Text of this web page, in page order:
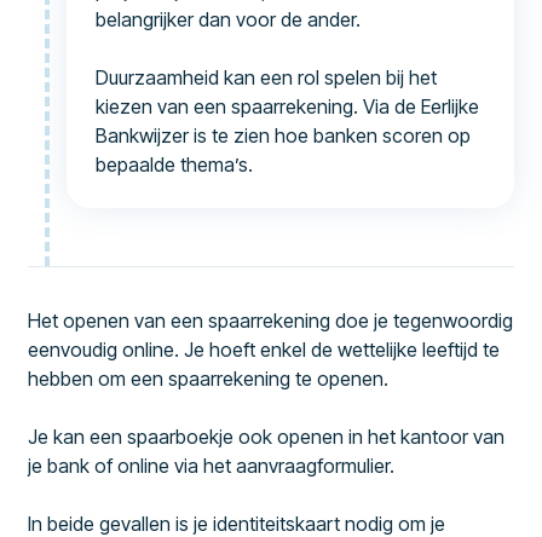
belangrijker dan voor de ander.
Duurzaamheid kan een rol spelen bij het
kiezen van een spaarrekening. Via de Eerlijke
Bankwijzer is te zien hoe banken scoren op
bepaalde thema’s.
Het openen van een spaarrekening doe je tegenwoordig
eenvoudig online. Je hoeft enkel de wettelijke leeftijd te
hebben om een spaarrekening te openen.
Je kan een spaarboekje ook openen in het kantoor van
je bank of online via het aanvraagformulier.
In beide gevallen is je identiteitskaart nodig om je